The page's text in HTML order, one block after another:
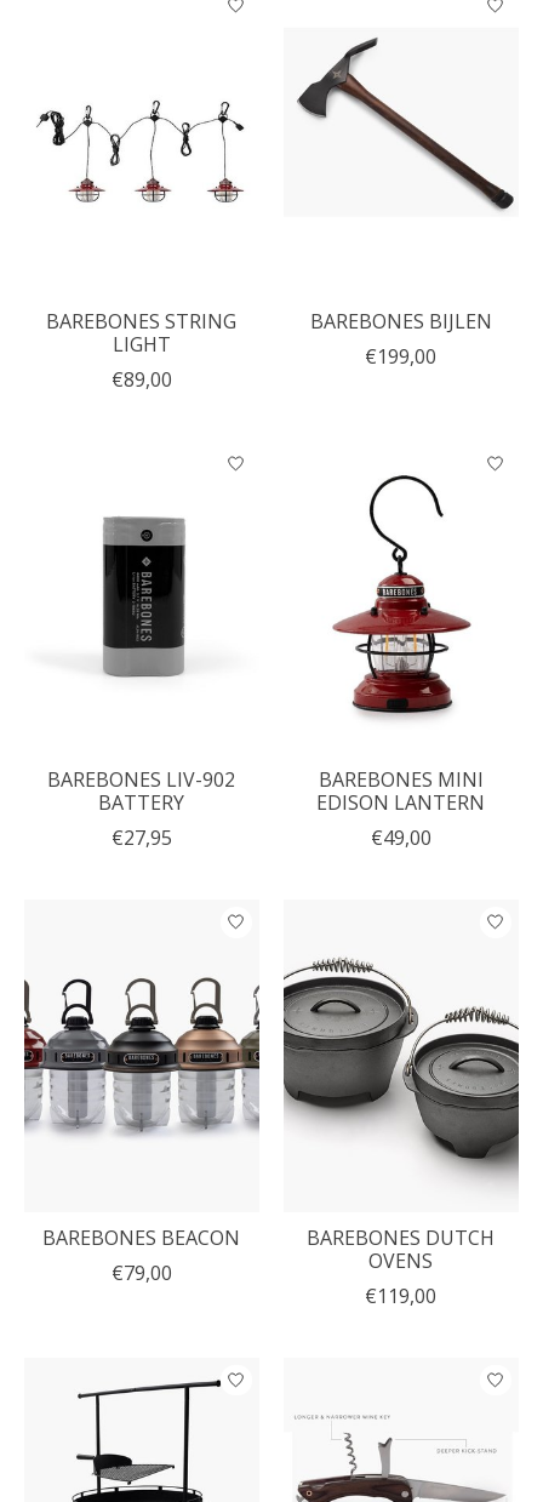
BAREBONES STRING
LIGHT
€89,00
BAREBONES BIJLEN
€199,00
BAREBONES LIV-902
BATTERY
€27,95
BAREBONES MINI
EDISON LANTERN
€49,00
BAREBONES BEACON
€79,00
BAREBONES DUTCH
OVENS
€119,00